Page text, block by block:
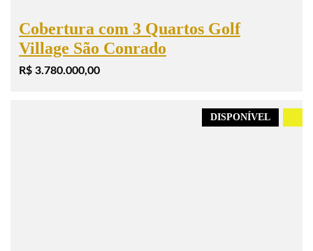
Cobertura com 3 Quartos Golf
Village São Conrado
R$ 3.780.000,00
DISPONÍVEL